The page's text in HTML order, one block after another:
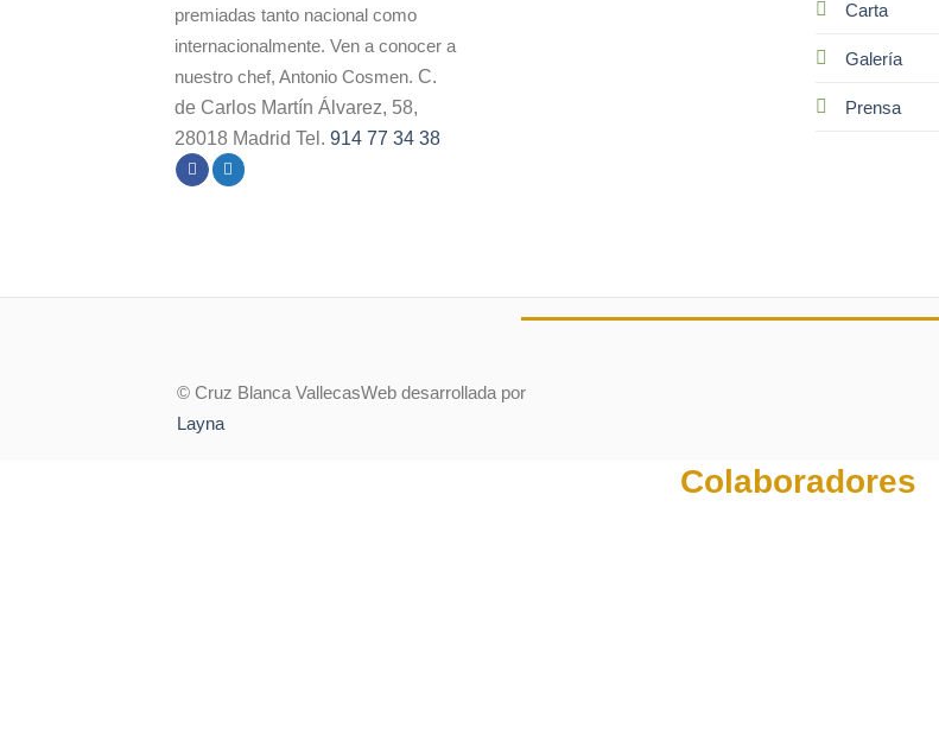
premiadas tanto nacional como
internacionalmente. Ven a conocer a
nuestro chef, Antonio Cosmen. C.
de Carlos Martín Álvarez, 58,
28018 Madrid Tel. 914 77 34 38
Carta
Galería
Prensa
© Cruz Blanca VallecasWeb desarrollada por
Layna
Colaboradores